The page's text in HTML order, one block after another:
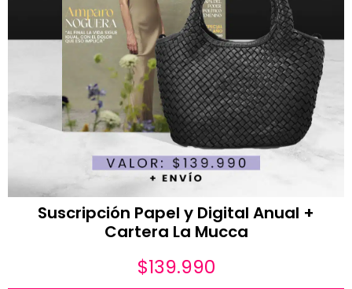
Suscripción Papel y Digital Anual +
Cartera La Mucca
$139.990